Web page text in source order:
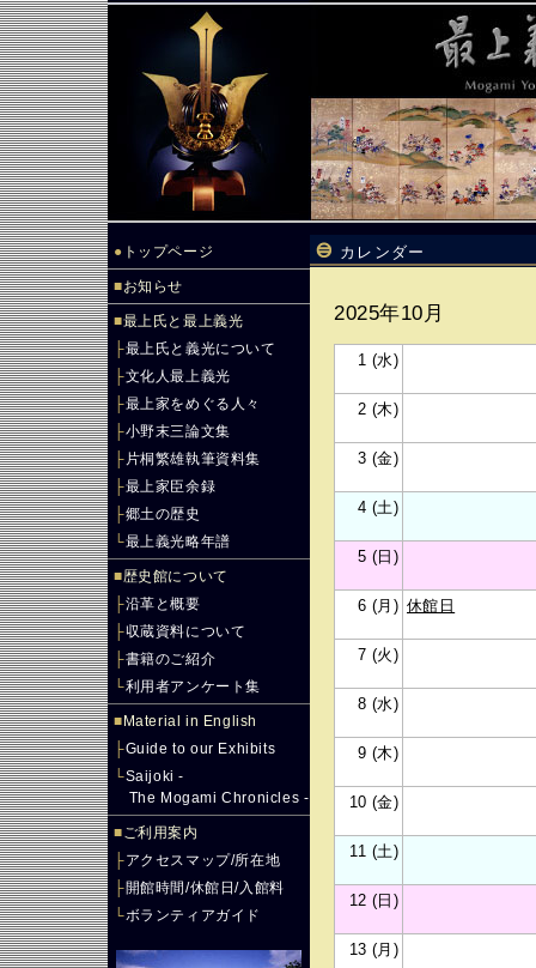
● トップページ
■お知らせ
■最上氏と最上義光
├最上氏と義光について
├文化人最上義光
├最上家をめぐる人々
├小野末三論文集
├ 片桐繁雄執筆資料集
├最上家臣余録
├郷土の歴史
└最上義光略年譜
■歴史館について
├沿革と概要
├収蔵資料について
├書籍のご紹介
└利用者アンケート集
■ Material in English
├Guide to our Exhibits
└Saijoki -
The Mogami Chronicles -
■ご利用案内
├アクセスマップ/所在地
├開館時間/休館日/入館料
└ボランティアガイド
カレンダー
2025年10月
1 (水)
2 (木)
3 (金)
4 (土)
5 (日)
6 (月) 休館日
7 (火)
8 (水)
9 (木)
10 (金)
11 (土)
12 (日)
13 (月)